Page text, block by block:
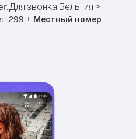
Для звонка Бельгия >
+299 + Местный номер